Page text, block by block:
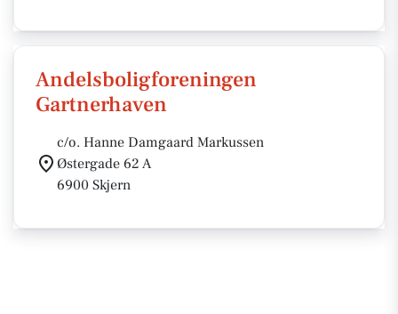
Andelsboligforeningen
Gartnerhaven
c/o. Hanne Damgaard Markussen
Østergade 62 A
6900 Skjern